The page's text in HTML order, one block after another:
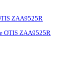
ZAA9525R